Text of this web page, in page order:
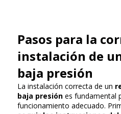
Pasos para la
instalación de
baja presión
La instalación correcta de un
baja presión es fundamental
funcionamiento adecuado.